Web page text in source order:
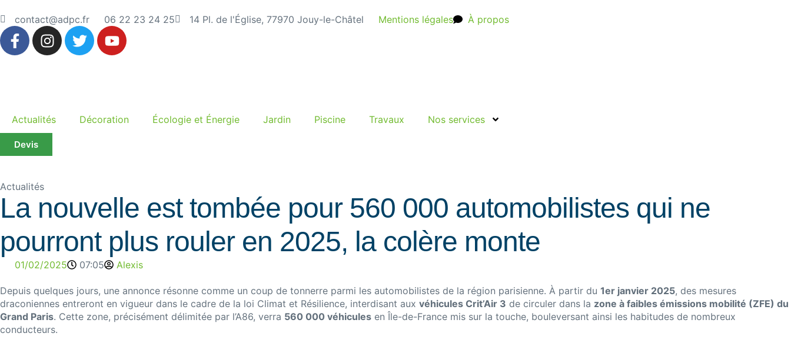
contact@adpc.fr 06 22 23 24 25 14 Pl. de l'Église, 77970 Jouy-le-Châtel Mentions légales À propos
Actualités Décoration Écologie et Énergie Jardin Piscine Travaux Nos services
Devis
Actualités
La nouvelle est tombée pour 560 000 automobilistes qui ne
pourront plus rouler en 2025, la colère monte
01/02/2025 07:05 Alexis
Depuis quelques jours, une annonce résonne comme un coup de tonnerre parmi les automobilistes de la région parisienne. À partir du 1er janvier 2025, des mesures
draconiennes entreront en vigueur dans le cadre de la loi Climat et Résilience, interdisant aux véhicules Crit’Air 3 de circuler dans la zone à faibles émissions mobilité (ZFE) du
Grand Paris. Cette zone, précisément délimitée par l’A86, verra 560 000 véhicules en Île-de-France mis sur la touche, bouleversant ainsi les habitudes de nombreux
conducteurs.